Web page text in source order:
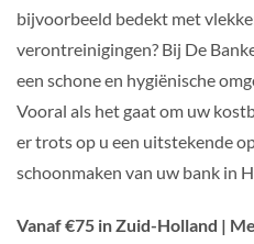
bijvoorbeeld bedekt met
verontreinigingen? Bij De
een schone en hygiënische
Vooral als het gaat om uw
er trots op u een uitstekende
schoonmaken van uw bank in
Vanaf €75 in Zuid-Holland |